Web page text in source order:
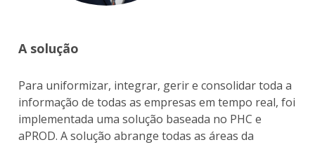
A solução
Para uniformizar, integrar, gerir e consolidar toda a
informação de todas as empresas em tempo real, foi
implementada uma solução baseada no PHC e
aPROD. A solução abrange todas as áreas da